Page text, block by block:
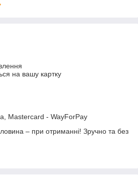
на вашу картку
Mastercard - WayForPay
– при отриманні! Зручно та без